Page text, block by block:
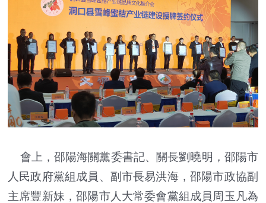
會上，邵陽海關黨委書記、關長劉曉明，邵陽市
人民政府黨組成員、副市長易洪海，邵陽市政協副
主席豐新妹，邵陽市人大常委會黨組成員周玉凡為